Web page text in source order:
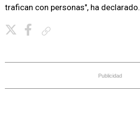
trafican con personas", ha declarado.
Publicidad